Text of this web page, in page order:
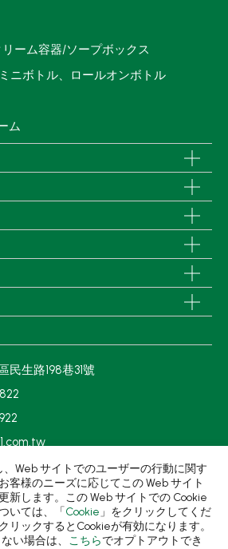
ーム容器/ソープボックス
ニボトル、ロールオンボトル
ム
民生路198巷31號
泉塑膠工業股份有限公司.
シーポリシー
利用規約
、Web サイトでのユーザーの行動に関す
客様のニーズに応じてこの Web サイト
新します。この Web サイトでの Cookie
いては、「Cookie 」をクリックしてくだ
リックするとCookieが有効になります。
い場合は、 こちらでオプトアウトでき